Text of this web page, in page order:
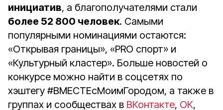
инициатив, а благополучателями стали
более 52 800 человек. Самыми
популярными номинациями остаются:
«Открывая границы», «PRO спорт» и
«Культурный кластер». Больше новостей о
конкурсе можно найти в соцсетях по
хэштегу #ВМЕСТЕсМоимГородом, а также в
группах и сообществах в ВКонтакте, ОК,